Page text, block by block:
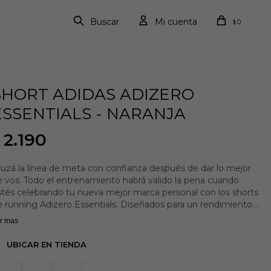
$0
ADIDAS ADIZERO
- NARANJA
2.190
la línea de meta con confianza después de dar lo mejor
vos. Todo el entrenamiento habrá valido la pena cuando
celebrando tu nueva mejor marca personal con los shorts
running Adizero Essentials. Diseñados para un rendimiento
distracciones, estos shorts de ajuste ceñido te ayudarán a
toda la comodidad de un par de shorts livianos
mas
UBICAR EN TIENDA